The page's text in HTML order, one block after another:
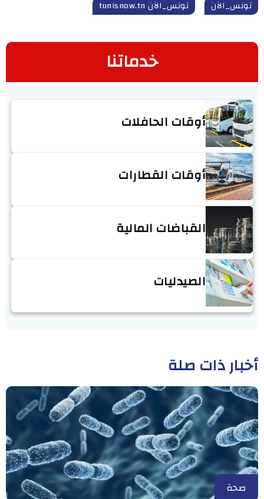
تونس_الآن
تونس_الآن tunisnow.tn
خدماتنا
أوقات الحافلات
أوقات القطارات
القباضات المالية
الصيدليات
أخبار ذات صلة
صحة